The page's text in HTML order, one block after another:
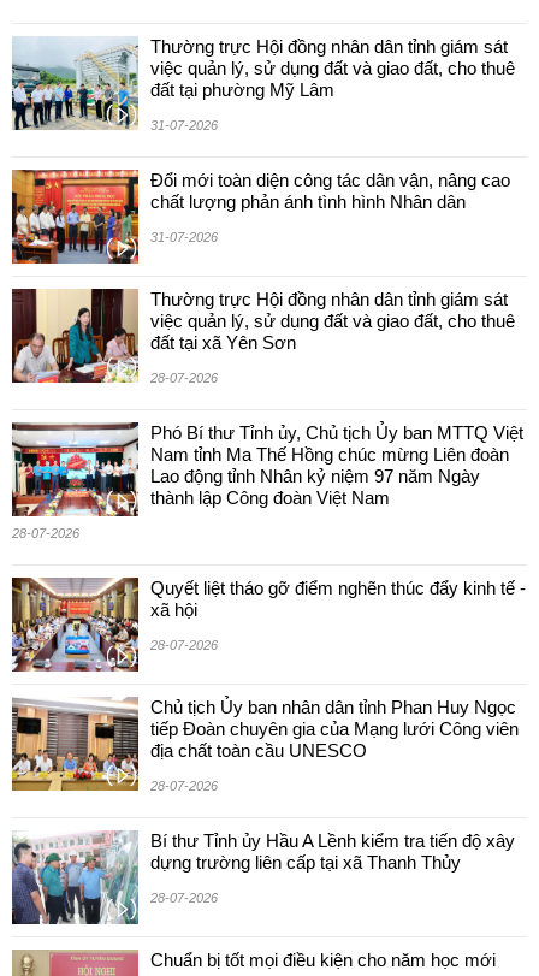
Thường trực Hội đồng nhân dân tỉnh giám sát
việc quản lý, sử dụng đất và giao đất, cho thuê
đất tại phường Mỹ Lâm
31-07-2026
Đổi mới toàn diện công tác dân vận, nâng cao
chất lượng phản ánh tình hình Nhân dân
31-07-2026
Thường trực Hội đồng nhân dân tỉnh giám sát
việc quản lý, sử dụng đất và giao đất, cho thuê
đất tại xã Yên Sơn
28-07-2026
Phó Bí thư Tỉnh ủy, Chủ tịch Ủy ban MTTQ Việt
Nam tỉnh Ma Thế Hồng chúc mừng Liên đoàn
Lao động tỉnh Nhân kỷ niệm 97 năm Ngày
thành lập Công đoàn Việt Nam
28-07-2026
Quyết liệt tháo gỡ điểm nghẽn thúc đẩy kinh tế -
xã hội
28-07-2026
Chủ tịch Ủy ban nhân dân tỉnh Phan Huy Ngọc
tiếp Đoàn chuyên gia của Mạng lưới Công viên
địa chất toàn cầu UNESCO
28-07-2026
Bí thư Tỉnh ủy Hầu A Lềnh kiểm tra tiến độ xây
dựng trường liên cấp tại xã Thanh Thủy
28-07-2026
Chuẩn bị tốt mọi điều kiện cho năm học mới